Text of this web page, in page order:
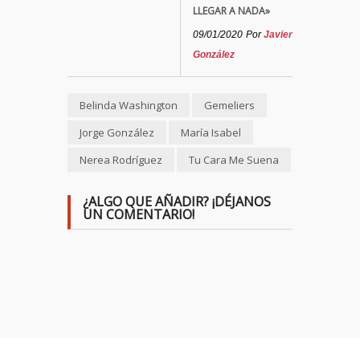
LLEGAR A NADA»
09/01/2020 PorJavier
González
Belinda Washington
Gemeliers
Jorge González
María Isabel
Nerea Rodríguez
Tu Cara Me Suena
¿ALGO QUE AÑADIR? ¡DÉJANOS
UN COMENTARIO!